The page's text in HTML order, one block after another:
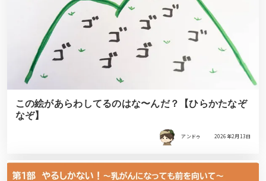
この絵があらわしてるのはな〜んだ？【ひらかたなぞ
なぞ】
アンドゥ 2026年2月13日